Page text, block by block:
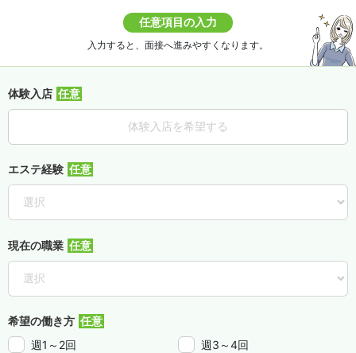
任意項目の入力
入力すると、面接へ進みやすくなります。
体験入店
体験入店を希望する
エステ経験
現在の職業
希望の働き方
週1～2回
週3～4回